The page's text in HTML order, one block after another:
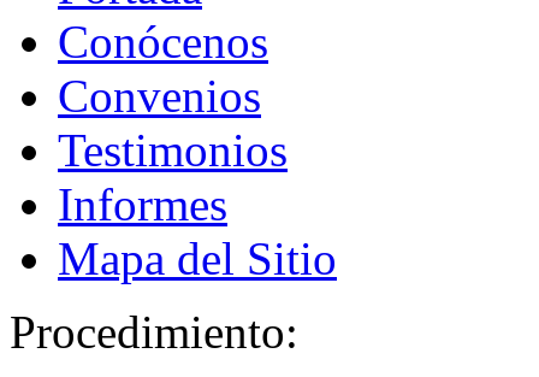
Conócenos
Convenios
Testimonios
Informes
Mapa del Sitio
Procedimiento: